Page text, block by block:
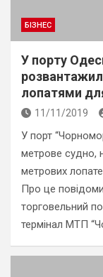
БІЗНЕС
У порту
лопатями
11/11/2019
У порт
метрове судно,
метрових
Про це
торговельний
термінал МТП